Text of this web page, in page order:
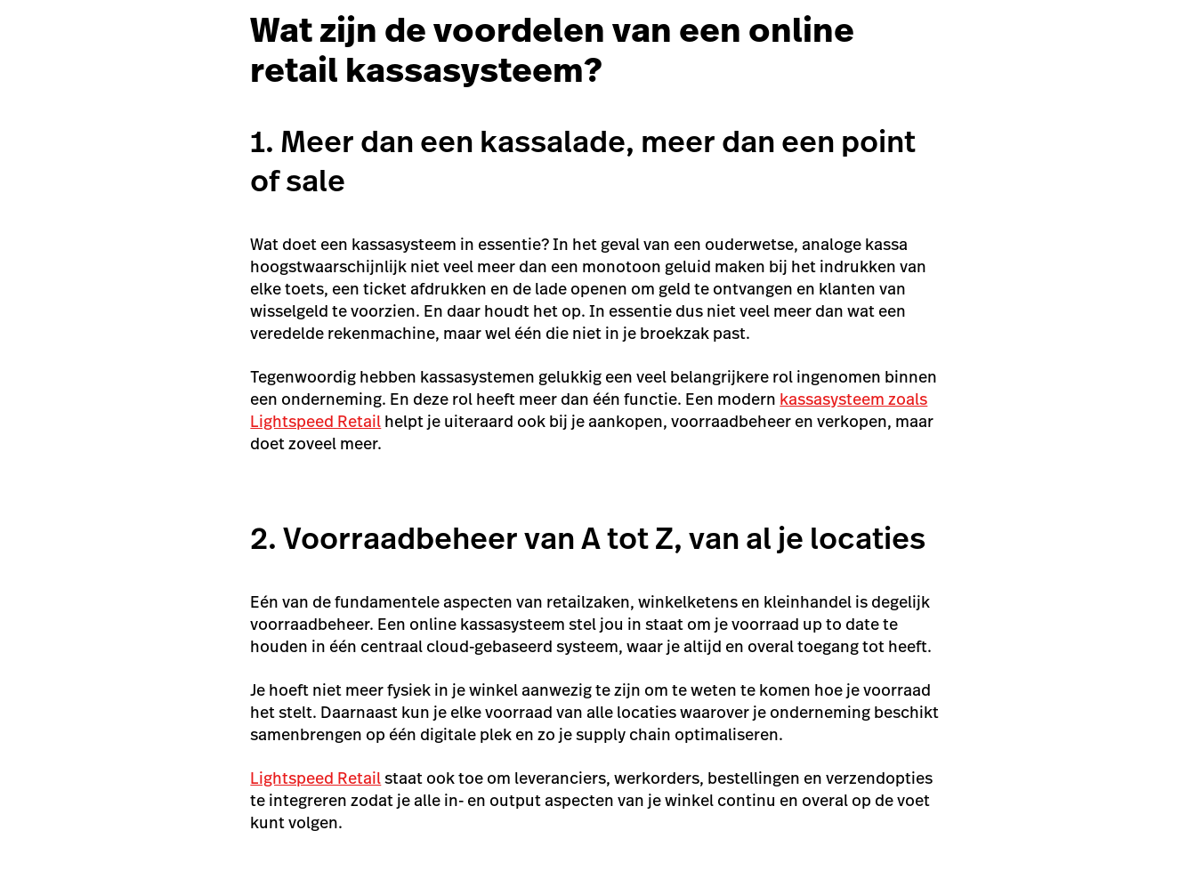
Wat zijn de voordelen van een online
retail kassasysteem?
1. Meer dan een kassalade, meer dan een point
of sale
Wat doet een kassasysteem in essentie? In het geval van een ouderwetse, analoge kassa
hoogstwaarschijnlijk niet veel meer dan een monotoon geluid maken bij het indrukken van
elke toets, een ticket afdrukken en de lade openen om geld te ontvangen en klanten van
wisselgeld te voorzien. En daar houdt het op. In essentie dus niet veel meer dan wat een
veredelde rekenmachine, maar wel één die niet in je broekzak past.
Tegenwoordig hebben kassasystemen gelukkig een veel belangrijkere rol ingenomen binnen
een onderneming. En deze rol heeft meer dan één functie. Een modern kassasysteem zoals
Lightspeed Retail helpt je uiteraard ook bij je aankopen, voorraadbeheer en verkopen, maar
doet zoveel meer.
2. Voorraadbeheer van A tot Z, van al je locaties
Eén van de fundamentele aspecten van retailzaken, winkelketens en kleinhandel is degelijk
voorraadbeheer. Een online kassasysteem stel jou in staat om je voorraad up to date te
houden in één centraal cloud-gebaseerd systeem, waar je altijd en overal toegang tot heeft.
Je hoeft niet meer fysiek in je winkel aanwezig te zijn om te weten te komen hoe je voorraad
het stelt. Daarnaast kun je elke voorraad van alle locaties waarover je onderneming beschikt
samenbrengen op één digitale plek en zo je supply chain optimaliseren.
Lightspeed Retailstaat ook toe om leveranciers, werkorders, bestellingen en verzendopties
te integreren zodat je alle in- en output aspecten van je winkel continu en overal op de voet
kunt volgen.